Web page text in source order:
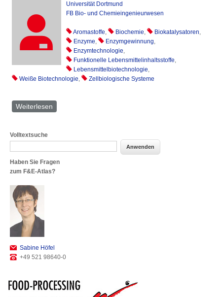
Universität Dortmund
FB Bio- und Chemieingenieurwesen
Aromastoffe, Biochemie, Biokatalysatoren,
Enzyme, Enzymgewinnung,
Enzymtechnologie,
Funktionelle Lebensmittelinhaltsstoffe,
Lebensmittelbiotechnologie,
Weiße Biotechnologie, Zellbiologische Systeme
Weiterlesen
Volltextsuche
Haben Sie Fragen
zum F&E-Atlas?
Sabine Höfel
+49 521 98640-0